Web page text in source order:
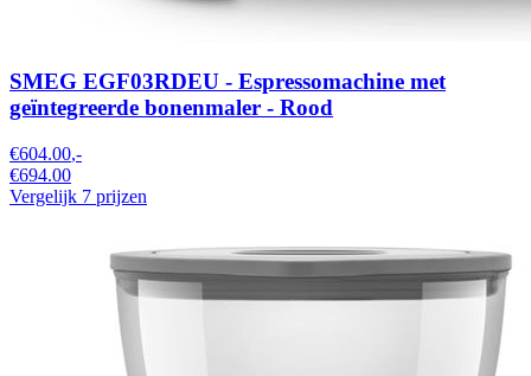
SMEG EGF03RDEU - Espressomachine met
geïntegreerde bonenmaler - Rood
€604.00,-
€694.00
Vergelijk 7 prijzen